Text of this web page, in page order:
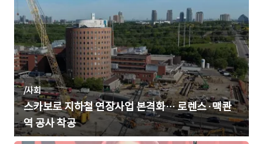
/사회
스카보로 지하철 연장사업 본격화… 로렌스·맥콴
역 공사 착공